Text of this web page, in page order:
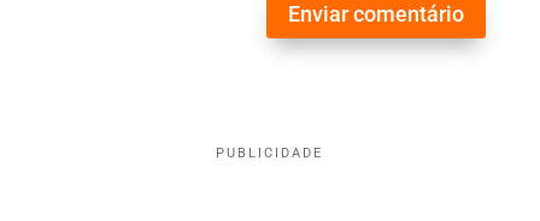
Enviar comentário
PUBLICIDADE